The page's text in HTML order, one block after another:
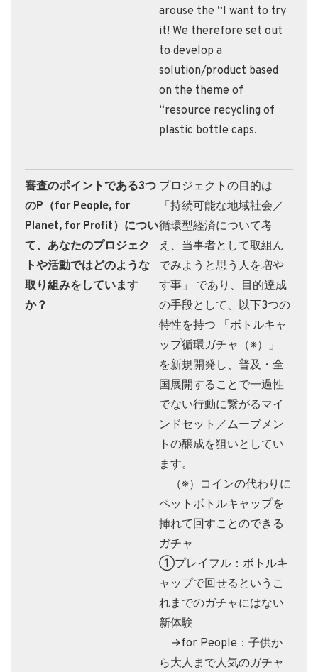
arouse the “I want to try
it! We therefore set out
to develop a
solution/product based
on the theme of
“resource recycling of
plastic bottle caps.
審査のポイントである3つ
のP（for People, for
Planet, for Profit）につい
て、あなたのプロジェク
トや活動ではどのような
取り組みをしています
か？
プロジェクトの目的は
「持続可能な地域社会／
循環型経済について考
え、当事者として取組ん
でみようと思う人を増や
す事」 であり、目的達成
の手段として、以下3つの
特性を持つ 「ボトルキャ
ップ循環ガチャ（※）」
を新規開発し、普及・全
国展開することで一過性
でない行動に繋がるマイ
ンドセット／ムーブメン
トの醸成を狙いとしてい
ます。
（※）コインの代わりに
ペットボトルキャップを
挿れて回すことのできる
ガチャ
①プレイフル：ボトルキ
ャップで回せるというこ
れまでのガチャにはない
新体験
→for People：子供か
ら大人まで人気のガチャ